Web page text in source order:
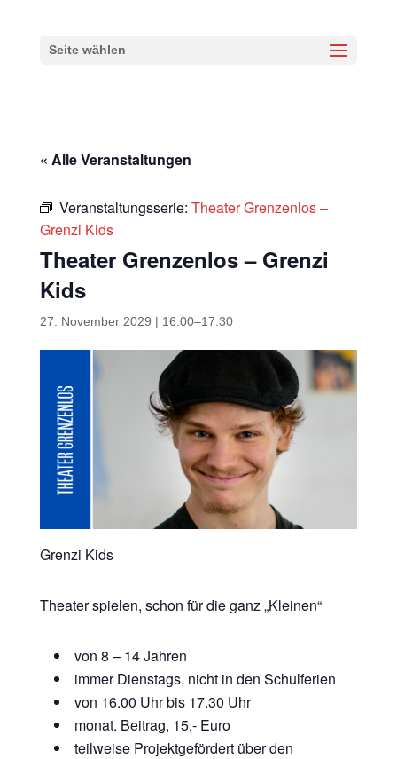
Seite wählen
« Alle Veranstaltungen
Veranstaltungsserie: Theater Grenzenlos –
Grenzi Kids
Theater Grenzenlos – Grenzi
Kids
27. November 2029 | 16:00–17:30
Grenzi Kids
Theater spielen, schon für die ganz „Kleinen“
von 8 – 14 Jahren
immer Dienstags, nicht in den Schulferien
von 16.00 Uhr bis 17.30 Uhr
monat. Beitrag, 15,- Euro
teilweise Projektgefördert über den